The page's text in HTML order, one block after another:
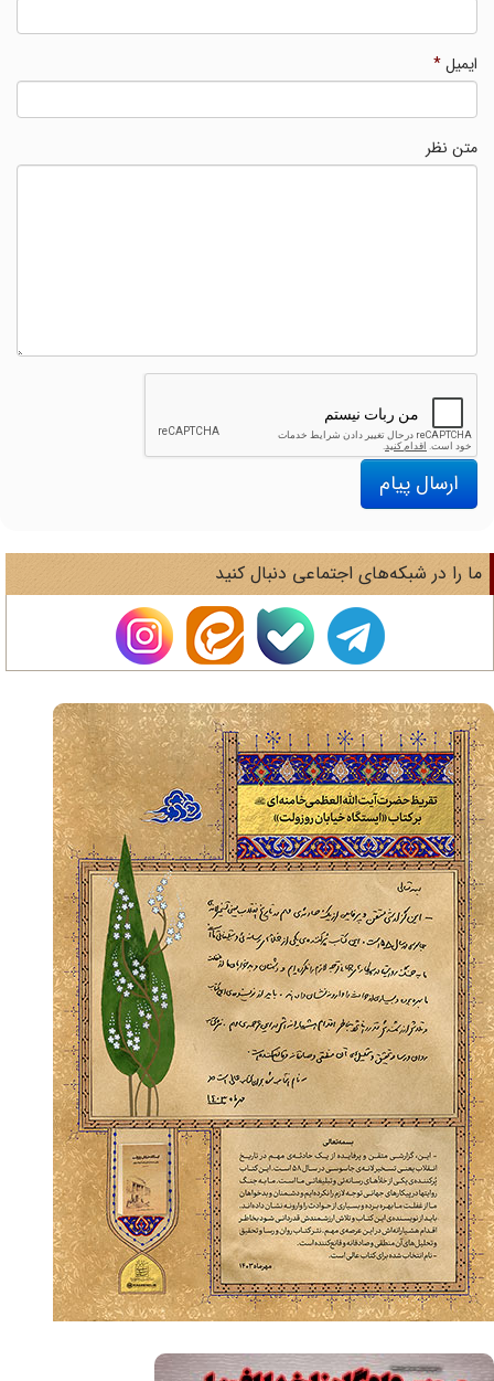
ایمیل*
متن نظر
ارسال پیام
را در شبکه‌های اجتماعی دنبال کنید